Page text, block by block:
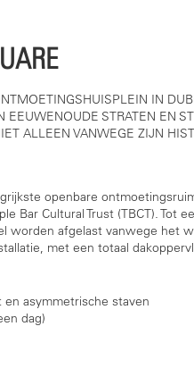
IN
STRATEN EN
ALLEEN VANWEGE ZIJN
openbare
Bar Cultural Trust (TBCT).
worden afgelast vanwege het
met een totaal
asymmetrische staven
dag)